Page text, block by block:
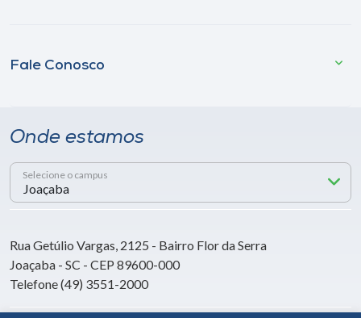
Fale Conosco
Onde estamos
Selecione o campus
Rua Getúlio Vargas, 2125 - Bairro Flor da Serra
Joaçaba - SC - CEP 89600-000
Telefone (49) 3551-2000